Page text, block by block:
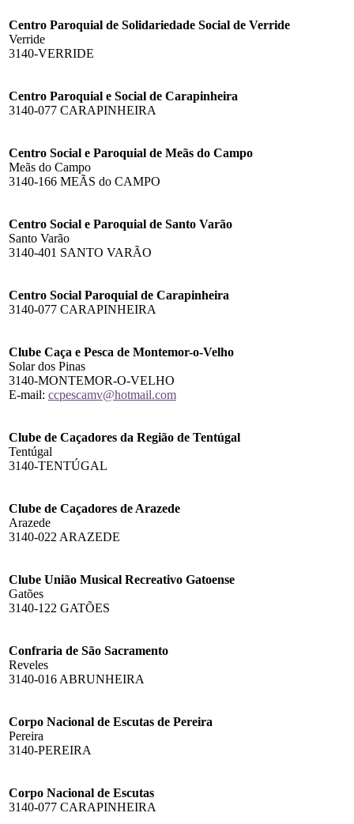
Centro Paroquial de Solidariedade Social de Verride
Verride
3140-VERRIDE
Centro Paroquial e Social de Carapinheira
3140-077 CARAPINHEIRA
Centro Social e Paroquial de Meãs do Campo
Meãs do Campo
3140-166 MEÃS do CAMPO
Centro Social e Paroquial de Santo Varão
Santo Varão
3140-401 SANTO VARÃO
Centro Social Paroquial de Carapinheira
3140-077 CARAPINHEIRA
Clube Caça e Pesca de Montemor-o-Velho
Solar dos Pinas
3140-MONTEMOR-O-VELHO
E-mail: ccpescamv@hotmail.com
Clube de Caçadores da Região de Tentúgal
Tentúgal
3140-TENTÚGAL
Clube de Caçadores de Arazede
Arazede
3140-022 ARAZEDE
Clube União Musical Recreativo Gatoense
Gatões
3140-122 GATÕES
Confraria de São Sacramento
Reveles
3140-016 ABRUNHEIRA
Corpo Nacional de Escutas de Pereira
Pereira
3140-PEREIRA
Corpo Nacional de Escutas
3140-077 CARAPINHEIRA